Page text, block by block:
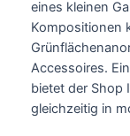
eines kleinen
Kompositionen
Accessoires.
bietet der Shop
gleichzeitig in